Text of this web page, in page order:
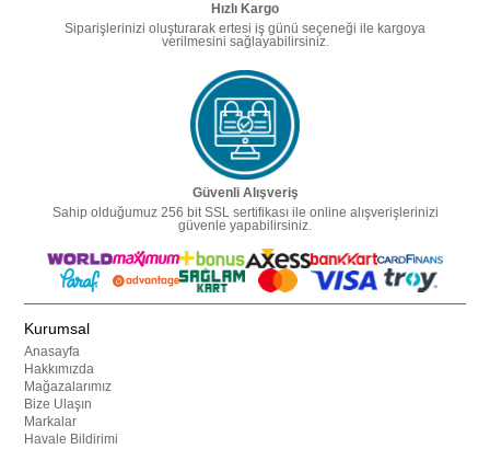
Hızlı Kargo
Siparişlerinizi oluşturarak ertesi iş günü seçeneği ile kargoya
verilmesini sağlayabilirsiniz.
Güvenli Alışveriş
Sahip olduğumuz 256 bit SSL sertifikası ile online alışverişlerinizi
güvenle yapabilirsiniz.
Kurumsal
Anasayfa
Hakkımızda
Mağazalarımız
Bize Ulaşın
Markalar
Havale Bildirimi